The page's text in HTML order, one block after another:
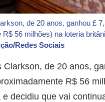
de 20 anos, ganhou £
56 milhões) na loteria
Redes Sociais
Clarkson, de 20 anos,
R$ 56
e decidiu que vai